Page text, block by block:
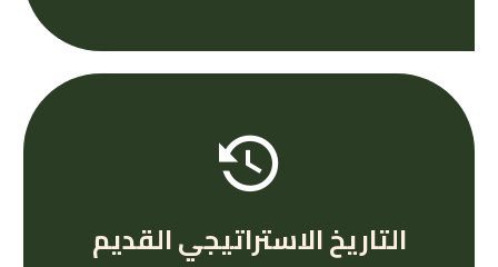
التاريخ الاستراتيجي القديم